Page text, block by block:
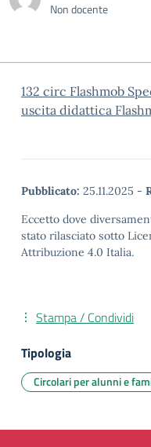
Non docente
132 circ Flashmob
uscita didattica
Pubblicato: 25.11.2025 -
Eccetto dove
stato rilasciato sotto
Attribuzione 4.0 Italia.
Stampa / Condividi
Tipologia
Circolari per alunni e